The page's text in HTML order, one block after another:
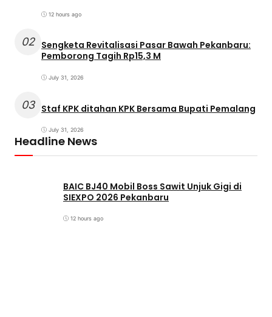
12 hours ago
02 Sengketa Revitalisasi Pasar Bawah Pekanbaru:
Pemborong Tagih Rp15,3 M
July 31, 2026
03 Staf KPK ditahan KPK Bersama Bupati Pemalang
July 31, 2026
Headline News
BAIC BJ40 Mobil Boss Sawit Unjuk Gigi di
SIEXPO 2026 Pekanbaru
12 hours ago